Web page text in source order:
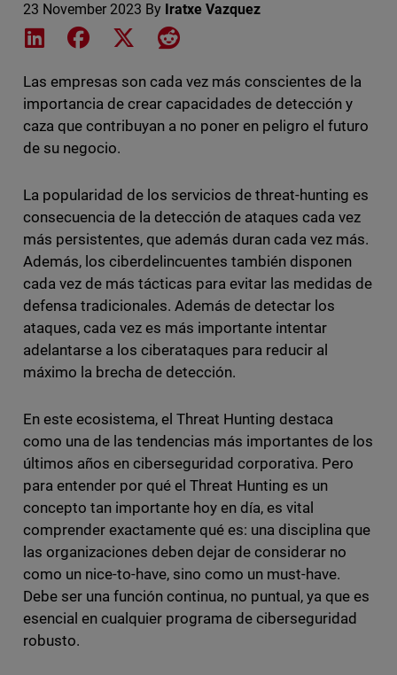
23 November 2023 By Iratxe Vazquez
Share on LinkedIn
Share on Facebook
Share on XShare on Reddit
Las empresas son cada vez más conscientes de la
importancia de crear capacidades de detección y
caza que contribuyan a no poner en peligro el futuro
de su negocio.
La popularidad de los servicios de threat-hunting es
consecuencia de la detección de ataques cada vez
más persistentes, que además duran cada vez más.
Además, los ciberdelincuentes también disponen
cada vez de más tácticas para evitar las medidas de
defensa tradicionales. Además de detectar los
ataques, cada vez es más importante intentar
adelantarse a los ciberataques para reducir al
máximo la brecha de detección.
En este ecosistema, el Threat Hunting destaca
como una de las tendencias más importantes de los
últimos años en ciberseguridad corporativa. Pero
para entender por qué el Threat Hunting es un
concepto tan importante hoy en día, es vital
comprender exactamente qué es: una disciplina que
las organizaciones deben dejar de considerar no
como un nice-to-have, sino como un must-have.
Debe ser una función continua, no puntual, ya que es
esencial en cualquier programa de ciberseguridad
robusto.